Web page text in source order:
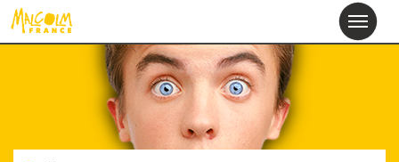
M
France